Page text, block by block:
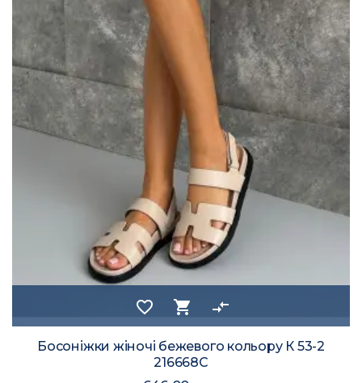
favorite_border shopping_cart compare_arrows
Босоніжки жіночі бежевого кольору К 53-2
216668C